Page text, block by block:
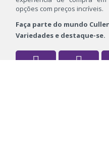
opções com preços incríveis.
Faça parte do mundo
Variedades e destaque-se.